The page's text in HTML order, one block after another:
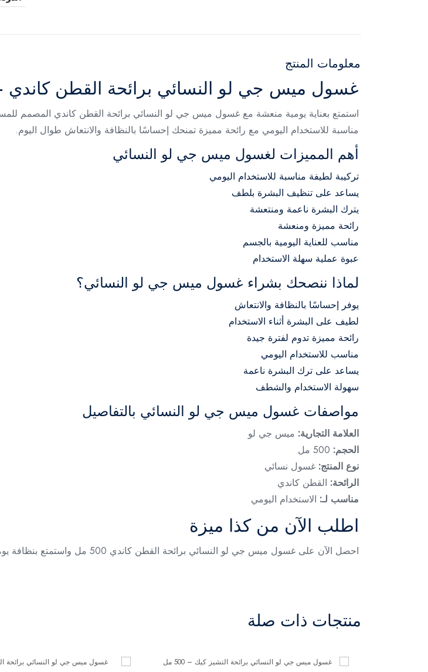
معلومات المنتج
غسول ميس جي لو النسائي برائحة القطن كاندي – 500
استمتع بعناية يومية منعشة مع غسول ميس جي لو النسائي برائحة القطن كاندي المصمم
مناسبة للاستخدام اليومي مع رائحة مميزة تمنحك إحساسًا بالنظافة والانتعاش طوال اليوم.
أهم المميزات لغسول ميس جي لو النسائي
تركيبة لطيفة مناسبة للاستخدام اليومي
يساعد على تنظيف البشرة بلطف
يترك البشرة ناعمة ومنتعشة
رائحة مميزة ومنعشة
مناسب للعناية اليومية بالجسم
عبوة عملية سهلة الاستخدام
لماذا ننصحك بشراء غسول ميس جي لو النسائي؟
يوفر إحساسًا بالنظافة والانتعاش
لطيف على البشرة أثناء الاستخدام
رائحة مميزة تدوم لفترة جيدة
مناسب للاستخدام اليومي
يساعد على ترك البشرة ناعمة
سهولة الاستخدام والشطف
مواصفات غسول ميس جي لو النسائي بالتفاصيل
العلامة التجارية: ميس جي لو
الحجم:
نوع المنتج: غسول نسائي
الرائحة: القطن كاندي
مناسب لـ: الاستخدام اليومي
اطلب الآن من كذا ميزة
احصل الآن على غسول ميس جي لو النسائي برائحة القطن كاندي 500 مل واستمتع بنظافة يومية ورائحة منعشة تدوم مع بشرة ناعمة ومنتعشة. متوفر الآن لدى كذا ميزة.
منتجات ذات صلة